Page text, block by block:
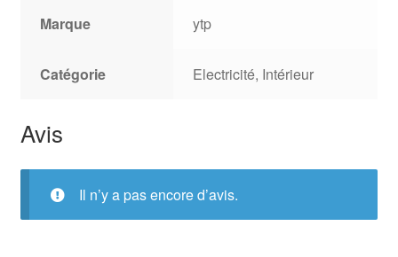
Marque ytp
Catégorie Electricité, Intérieur
Avis
Il n’y a pas encore d’avis.